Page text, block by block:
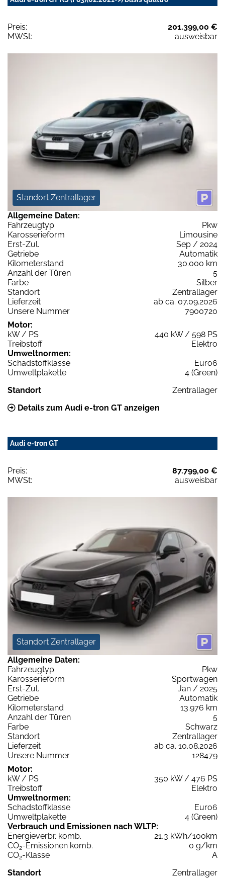
Preis:
201.399,00 €
MWSt:
ausweisbar
Standort Zentrallager
Allgemeine Daten:
Fahrzeugtyp
Pkw
Karosserieform
Limousine
Erst-Zul.
Sep / 2024
Getriebe
Automatik
Kilometerstand
30.000 km
Anzahl der Türen
5
Farbe
Silber
Standort
Zentrallager
Lieferzeit
ab ca. 07.09.2026
Unsere Nummer
7900720
Motor:
kW / PS
440 kW / 598 PS
Treibstoff
Elektro
Umweltnormen:
Schadstoffklasse
Euro6
Umweltplakette
4 (Green)
Standort
Zentrallager
Details zum Audi e-tron GT anzeigen
Audi e-tron GT
Preis:
87.799,00 €
MWSt:
ausweisbar
Standort Zentrallager
Allgemeine Daten:
Fahrzeugtyp
Pkw
Karosserieform
Sportwagen
Erst-Zul.
Jan / 2025
Getriebe
Automatik
Kilometerstand
13.976 km
Anzahl der Türen
5
Farbe
Schwarz
Standort
Zentrallager
Lieferzeit
ab ca. 10.08.2026
Unsere Nummer
128479
Motor:
kW / PS
350 kW / 476 PS
Treibstoff
Elektro
Umweltnormen:
Schadstoffklasse
Euro6
Umweltplakette
4 (Green)
Verbrauch und Emissionen nach WLTP:
Energieverbr. komb.
21,3 kWh/100km
CO2-Emissionen komb.
0 g/km
CO2-Klasse
A
Standort
Zentrallager